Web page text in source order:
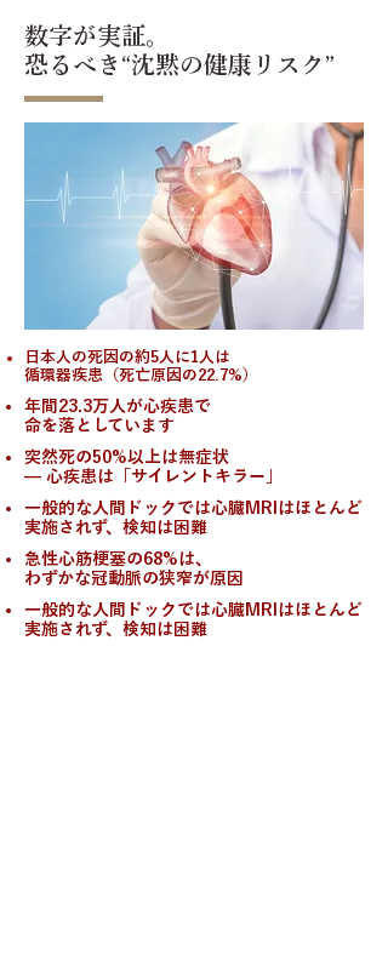
数字が実証。
恐るべき“沈黙の健康リスク”
日本人の死因の約5人に1人は
循環器疾患（死亡原因の22.7%）
年間23.3万人が心疾患で
命を落としています
突然死の50%以上は無症状
— 心疾患は「サイレントキラー」
一般的な人間ドックでは心臓MRIはほとんど
実施されず、検知は困難
急性心筋梗塞の68%は、
わずかな冠動脈の狭窄が原因
一般的な人間ドックでは心臓MRIはほとんど
実施されず、検知は困難